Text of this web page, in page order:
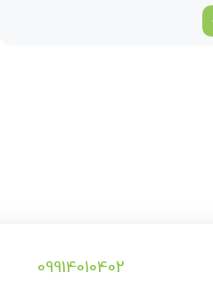
09914010402